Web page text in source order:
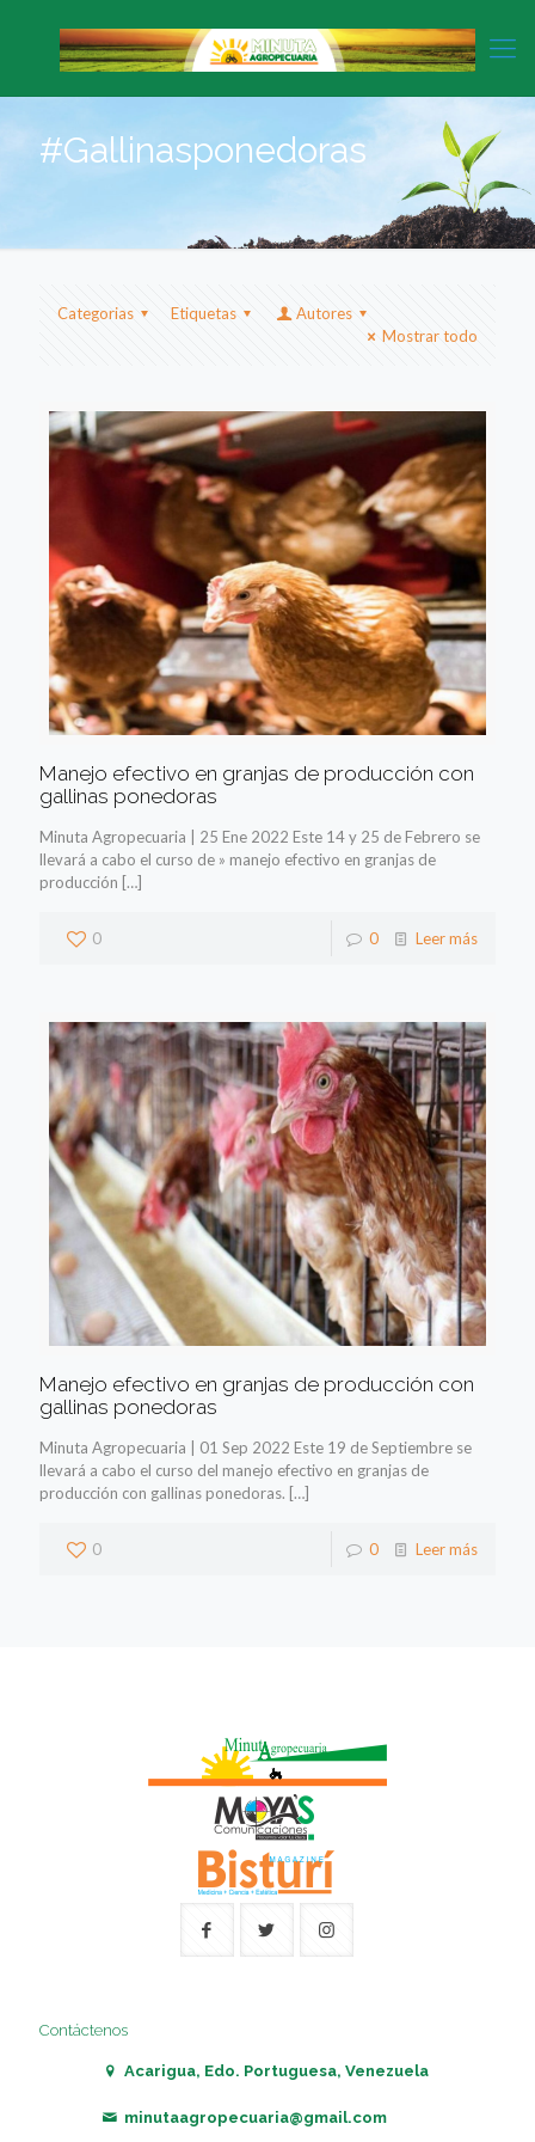
#Gallinasponedoras
Categorias Etiquetas
Autores
Mostrar todo
Manejo efectivo en granjas de producción con
gallinas ponedoras
Minuta Agropecuaria | 25 Ene 2022 Este 14 y 25 de Febrero se
llevará a cabo el curso de » manejo efectivo en granjas de
producción […]
0 0 Leer más
Manejo efectivo en granjas de producción con
gallinas ponedoras
Minuta Agropecuaria | 01 Sep 2022 Este 19 de Septiembre se
llevará a cabo el curso del manejo efectivo en granjas de
producción con gallinas ponedoras. […]
0 0 Leer más
Contáctenos
Acarigua, Edo. Portuguesa, Venezuela
minutaagropecuaria@gmail.com